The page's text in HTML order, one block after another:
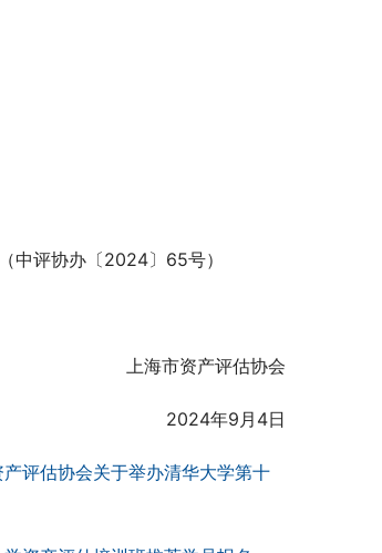
中评协办〔2024〕65号）
上海市资产评估协会
2024年9月4日
评估协会关于举办清华大学第十